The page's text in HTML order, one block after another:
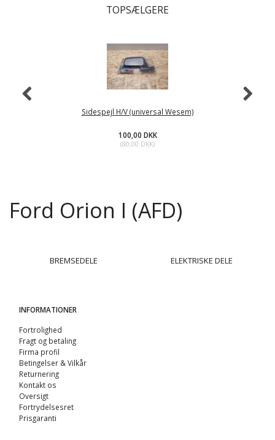
TOPSÆLGERE
Sidespejl H/V (universal Wesem)
100,00 DKK
(80,00 DKK)
Ford Orion I (AFD)
BREMSEDELE ELEKTRISKE DELE
INFORMATIONER
Fortrolighed
Fragt og betaling
Firma profil
Betingelser & Vilkår
Returnering
Kontakt os
Oversigt
Fortrydelsesret
Prisgaranti